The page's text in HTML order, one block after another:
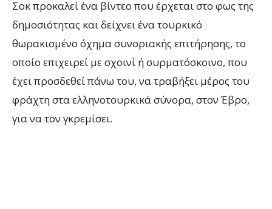
Σοκ προκαλεί ένα βίντεο που έρχεται στο φως της
δημοσιότητας και δείχνει ένα τουρκικό
θωρακισμένο όχημα συνοριακής επιτήρησης, το
οποίο επιχειρεί με σχοινί ή συρματόσκοινο, που
έχει προσδεθεί πάνω του, να τραβήξει μέρος του
φράχτη στα ελληνοτουρκικά σύνορα, στον Έβρο,
για να τον γκρεμίσει.